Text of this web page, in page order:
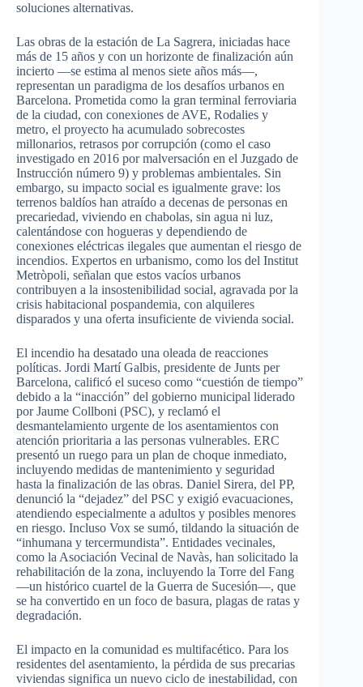
soluciones alternativas.
Las obras de la estación de La Sagrera, iniciadas hace
más de 15 años y con un horizonte de finalización aún
incierto —se estima al menos siete años más—,
representan un paradigma de los desafíos urbanos en
Barcelona. Prometida como la gran terminal ferroviaria
de la ciudad, con conexiones de AVE, Rodalies y
metro, el proyecto ha acumulado sobrecostes
millonarios, retrasos por corrupción (como el caso
investigado en 2016 por malversación en el Juzgado de
Instrucción número 9) y problemas ambientales. Sin
embargo, su impacto social es igualmente grave: los
terrenos baldíos han atraído a decenas de personas en
precariedad, viviendo en chabolas, sin agua ni luz,
calentándose con hogueras y dependiendo de
conexiones eléctricas ilegales que aumentan el riesgo de
incendios. Expertos en urbanismo, como los del Institut
Metròpoli, señalan que estos vacíos urbanos
contribuyen a la insostenibilidad social, agravada por la
crisis habitacional pospandemia, con alquileres
disparados y una oferta insuficiente de vivienda social.
El incendio ha desatado una oleada de reacciones
políticas. Jordi Martí Galbis, presidente de Junts per
Barcelona, calificó el suceso como “cuestión de tiempo”
debido a la “inacción” del gobierno municipal liderado
por Jaume Collboni (PSC), y reclamó el
desmantelamiento urgente de los asentamientos con
atención prioritaria a las personas vulnerables. ERC
presentó un ruego para un plan de choque inmediato,
incluyendo medidas de mantenimiento y seguridad
hasta la finalización de las obras. Daniel Sirera, del PP,
denunció la “dejadez” del PSC y exigió evacuaciones,
atendiendo especialmente a adultos y posibles menores
en riesgo. Incluso Vox se sumó, tildando la situación de
“inhumana y tercermundista”. Entidades vecinales,
como la Asociación Vecinal de Navàs, han solicitado la
rehabilitación de la zona, incluyendo la Torre del Fang
—un histórico cuartel de la Guerra de Sucesión—, que
se ha convertido en un foco de basura, plagas de ratas y
degradación.
El impacto en la comunidad es multifacético. Para los
residentes del asentamiento, la pérdida de sus precarias
viviendas significa un nuevo ciclo de inestabilidad, con